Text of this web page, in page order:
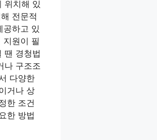
위치해 있
전문적
공하고 있
지원이 필
땐 경청법
나 구조조
다양한
거나 상
한 조건
한 방법